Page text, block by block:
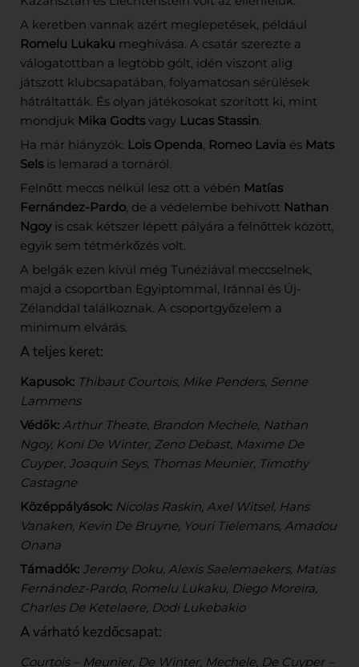
A keretben vannak azért meglepetések, például
Romelu Lukaku meghívása. A csatár szerezte a
válogatottban a legtöbb gólt, idén viszont alig
játszott klubcsapatában, folyamatosan sérülések
hátráltatták. És olyan játékosokat szorított ki, mint
mondjuk Mika Godts vagy Lucas Stassin.
Ha már hiányzók: Lois Openda, Romeo Lavia és Mats
Sels is lemarad a tornáról.
Felnőtt meccs nélkül lesz ott a vébén Matías
Fernández-Pardo, de a védelembe behívott Nathan
Ngoyis csak kétszer lépett pályára a felnőttek között,
egyik sem tétmérkőzés volt.
A belgák ezen kívül még Tunéziával meccselnek,
majd a csoportban Egyiptommal, Iránnal és Új-
Zélanddal találkoznak. A csoportgyőzelem a
minimum elvárás.
A teljes keret:
Kapusok: Thibaut Courtois, Mike Penders, Senne
Lammens
Védők: Arthur Theate, Brandon Mechele, Nathan
Ngoy, Koni De Winter, Zeno Debast, Maxime De
Cuyper, Joaquin Seys, Thomas Meunier, Timothy
Castagne
Középpályások: Nicolas Raskin, Axel Witsel, Hans
Vanaken, Kevin De Bruyne, Youri Tielemans, Amadou
Onana
Támadók: Jeremy Doku, Alexis Saelemaekers, Matías
Fernández-Pardo, Romelu Lukaku, Diego Moreira,
Charles De Ketelaere, Dodi Lukebakio
A várható kezdőcsapat:
Courtois – Meunier, De Winter, Mechele, De Cuyper –